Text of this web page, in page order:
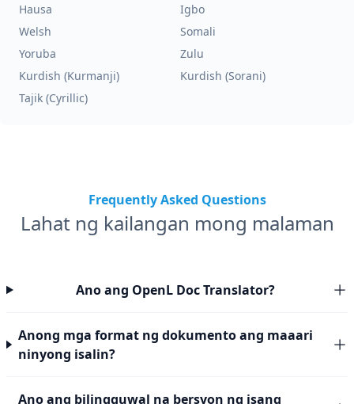
Hausa
Igbo
Welsh
Somali
Yoruba
Zulu
Kurdish (Kurmanji)
Kurdish (Sorani)
Tajik (Cyrillic)
Frequently Asked Questions
Lahat ng kailangan mong malaman
Ano ang OpenL Doc Translator?
Anong mga format ng dokumento ang maaari
ninyong isalin?
Ano ang bilingguwal na bersyon ng isang